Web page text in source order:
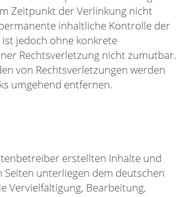
Zeitpunkt der Verlinkung nicht
inhaltliche Kontrolle der
jedoch ohne konkrete
Rechtsverletzung nicht zumutbar.
von Rechtsverletzungen werden
umgehend entfernen.
erstellten Inhalte und
Seiten unterliegen dem deutschen
Vervielfältigung, Bearbeitung,